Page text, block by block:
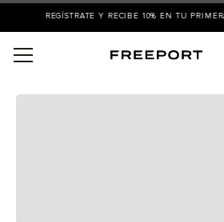
REGÍSTRATE Y RECIBE 10% EN TU